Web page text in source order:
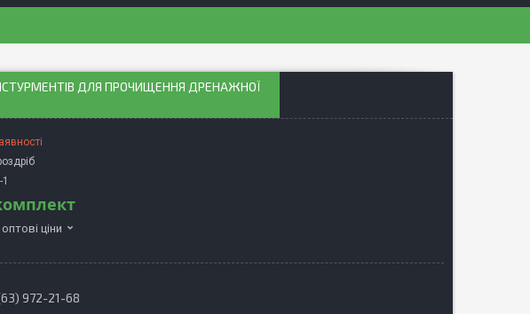
ДЛЯ ПРОЧИЩЕННЯ ДРЕНАЖНОЇ
ціни
972-21-68